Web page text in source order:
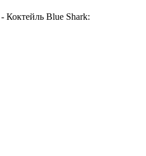
Коктейль Blue Shark: